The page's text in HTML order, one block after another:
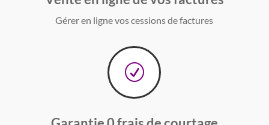
Gérer en ligne vos cessions de factures
R